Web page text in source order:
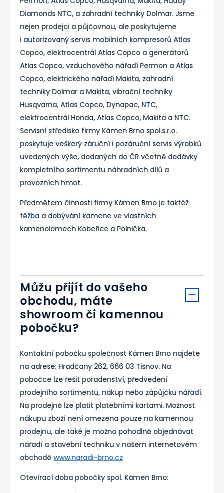
Diamonds NTC, a zahradní techniky Dolmar. Jsme
nejen prodejci a půjčovnou, ale poskytujeme
i autorizovaný servis mobilních kompresorů Atlas
Copco, elektrocentrál Atlas Copco a generátorů
Atlas Copco, vzduchového nářadí Permon a Atlas
Copco, elektrického nářadí Makita, zahradní
techniky Dolmar a Makita, vibrační techniky
Husqvarna, Atlas Copco, Dynapac, NTC,
elektrocentrál Honda, Atlas Copco, Makita a NTC.
Servisní středisko firmy Kámen Brno spol.s.r.o.
poskytuje veškerý záruční i pozáruční servis výrobků
uvedených výše, dodaných do ČR včetně dodávky
kompletního sortimentu náhradních dílů a
provozních hmot.
Předmětem činnosti firmy Kámen Brno je taktéž
těžba a dobývání kamene ve vlastních
kamenolomech Kobeřice a Polnička.
Můžu přijít do vašeho
obchodu, máte
showroom či kamennou
pobočku?
Kontaktní pobočku společnost Kámen Brno najdete
na adrese: Hradčany 262, 666 03 Tišnov. Na
pobočce lze řešit poradenství, předvedení
prodejního sortimentu, nákup nebo zápůjčku nářadí.
Na prodejně lze platit platebními kartami. Možnost
nákupu zboží není omezena pouze na kamennou
prodejnu, ale také je možno pohodlně objednávat
nářadí a stavební techniku v našem internetovém
obchodě www.naradi-brno.cz
Otevírací doba pobočky spol. Kámen Brno: